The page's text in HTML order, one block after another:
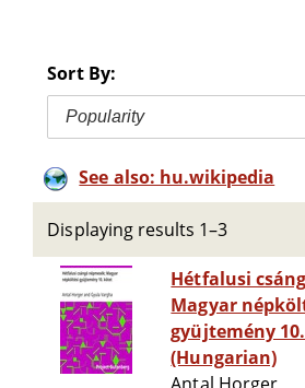
Sort By:
Popularity
See also: hu.wikipedia
Displaying results 1–3
Hétfalusi
Magyar
gyüjtemény
(Hungarian)